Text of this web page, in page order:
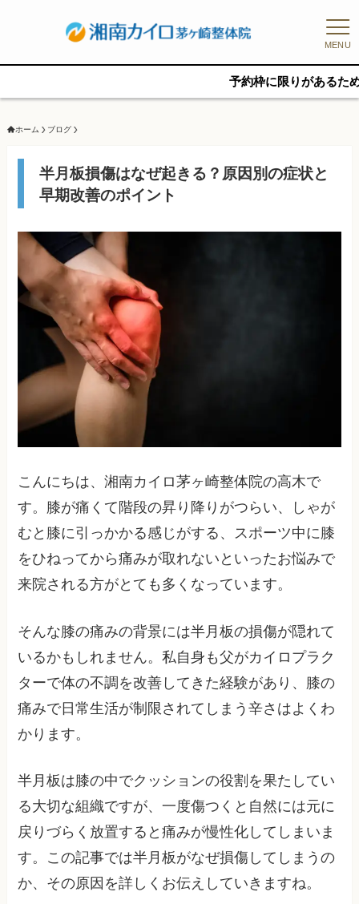
MENU
予約枠に限りがあるため、新規の予
ホーム ブログ
半月板損傷はなぜ起きる？原因別の症状と
早期改善のポイント
こんにちは、湘南カイロ茅ヶ崎整体院の高木で
す。膝が痛くて階段の昇り降りがつらい、しゃが
むと膝に引っかかる感じがする、スポーツ中に膝
をひねってから痛みが取れないといったお悩みで
来院される方がとても多くなっています。
そんな膝の痛みの背景には半月板の損傷が隠れて
いるかもしれません。私自身も父がカイロプラク
ターで体の不調を改善してきた経験があり、膝の
痛みで日常生活が制限されてしまう辛さはよくわ
かります。
半月板は膝の中でクッションの役割を果たしてい
る大切な組織ですが、一度傷つくと自然には元に
戻りづらく放置すると痛みが慢性化してしまいま
す。この記事では半月板がなぜ損傷してしまうの
か、その原因を詳しくお伝えしていきますね。